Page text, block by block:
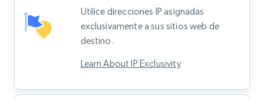
Utilice direcciones IP asignadas
exclusivamente a sus sitios web de
destino.
Learn About IP Exclusivity